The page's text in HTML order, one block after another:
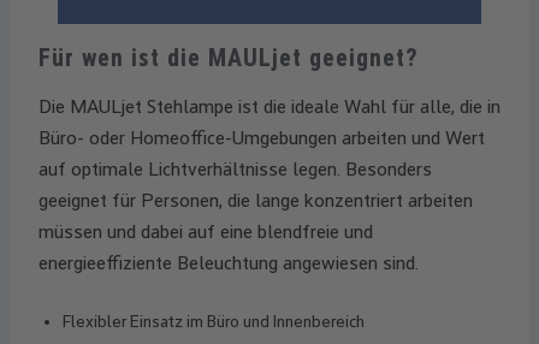
Für wen ist die MAULjet geeignet?
Die MAULjet Stehlampe ist die ideale Wahl für alle, die in
Büro- oder Homeoffice-Umgebungen arbeiten und Wert
auf optimale Lichtverhältnisse legen. Besonders
geeignet für Personen, die lange konzentriert arbeiten
müssen und dabei auf eine blendfreie und
energieeffiziente Beleuchtung angewiesen sind.
Flexibler Einsatz im Büro und Innenbereich